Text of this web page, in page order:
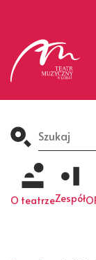
for:
O teatrzeZespół